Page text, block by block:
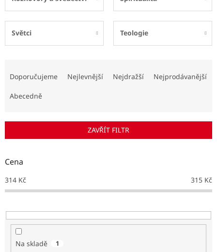
Světci Teologie
r
d
k
t
Doporučujeme Nejlevnější Nejdražší Nejprodávanější
Abecedně
ZAVŘÍT FILTR
Cena
314 Kč 315 Kč
Na skladě 1